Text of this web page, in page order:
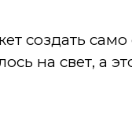
создать само
на свет, а